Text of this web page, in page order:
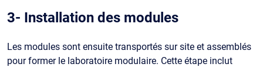
3- Installation des modules
Les modules sont ensuite transportés sur site et assemblés
pour former le laboratoire modulaire. Cette étape inclut